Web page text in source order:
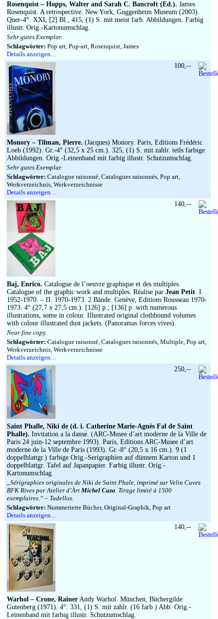
Rosenquist – Hopps, Walter and Sarah C. Bancroft (Ed.). James
Rosenquist. A retrospective. New York, Guggenheim Museum (2003).
Quer-4°. XXI, [2] Bl., 415, (1) S. mit meist farb. Abbildungen. Farbig
illustr. Orig.-Kartonumschlag.
Sehr gutes Exemplar.
Schlagwörter: Pop art, Pop-art, Rosenquist, James
Details anzeigen…
Monory – Tilman, Pierre. (Jacques) Monory. Paris, Editions Frédéric
Loeb (1992). Gr.-4° (32,5 x 25 cm.). 325, (1) S. mit zahlr. teils farbige
Abbildungen. Orig.-Leinenband mit farbig illustr. Schutzumschlag.
Sehr gutes Exemplar.
Schlagwörter: Catalogue raisonné, Catalogues raisonnés, Pop art,
Werkverzeichnis, Werkverzeichnisse
Details anzeigen…
100,--
Baj, Enrico. Catalogue de l’oeuvre graphique et des multiples.
Catalogue of the graphic work and multiples. Réalise par Jean Petit. I.
1952-1970. – II. 1970-1973. 2 Bände. Genève, Editions Rousseau 1970-
1973. 4° (27,7 x 27,5 cm.). [126] p.; [136] p. with numerous
illustrations, some in colour. Illustrated original clothbound volumes
with colour illustrated dust jackets. (Panoramas forces vives).
Near fine copy.
Schlagwörter: Catalogue raisonné, Catalogues raisonnés, Multiple, Pop art,
Werkverzeichnis, Werkverzeichnisse
Details anzeigen…
140,--
Saint Phalle, Niki de (d. i. Catherine Marie-Agnès Fal de Saint
Phalle). Invitation a la danse. (ARC-Musee d’art moderne de la Ville de
Paris 24 juin-12 septembre 1993). Paris, Editions ARC-Musee d’art
moderne de la Ville de Paris (1993). Gr.-8° (20,5 x 16 cm.). 9 (1
doppelblattgr.) farbige Orig.-Serigraphien auf dünnem Karton und 1
doppelblattgr. Tafel auf Japanpapier. Farbig illustr. Orig.-
Kartonumschlag.
„Sérigraphies originales de Niki de Saint Phale, imprimé sur Velin Cuves
BFK Rives par Atelier d’Àrt Michel Caza. Tirage limité à 1500
exemplaires.“ – Tadellos.
Schlagwörter: Nummerierte Bücher, Original-Graphik, Pop art
Details anzeigen…
250,--
Warhol – Crone, Rainer Andy Warhol. München, Büchergilde
Gutenberg (1971). 4°. 331, (1) S. mit zahlr. (16 farb.) Abb. Orig.-
Leinenband mit farbig illustr. Schutzumschlag.
140,--